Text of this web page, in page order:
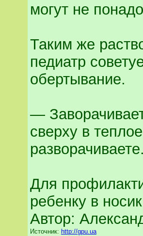
могут не
Таким же
педиатр
обертывание.
—
сверху в
Для
ребенку в
Автор:
Источник: http://gpu.ua